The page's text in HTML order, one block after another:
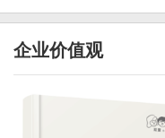
企业价值观